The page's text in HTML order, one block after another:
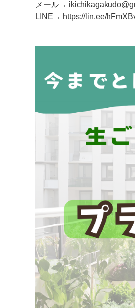
メール→
LINE→ https://lin.ee/